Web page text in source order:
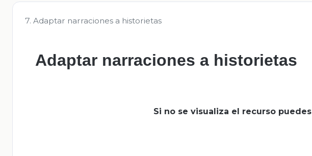
7. Adaptar narraciones a historietas
Adaptar narraciones a historietas
Si no se visualiza el recurso puedes